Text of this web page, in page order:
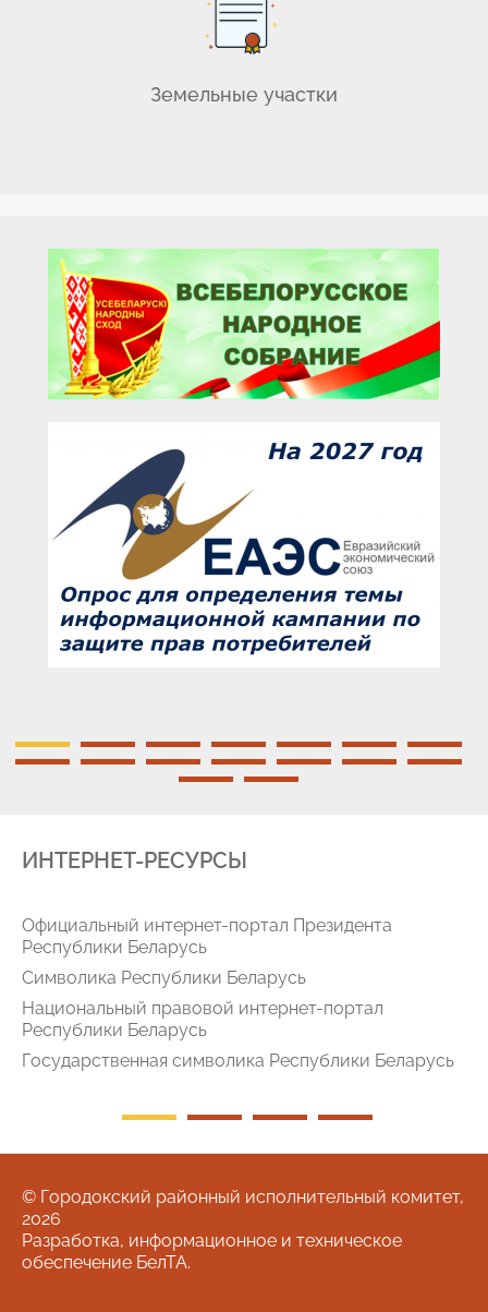
Земельные участки
ИНТЕРНЕТ-РЕСУРСЫ
Официальный интернет-портал Президента
Республики Беларусь
Символика Республики Беларусь
Национальный правовой интернет-портал
Республики Беларусь
Государственная символика Республики Беларусь
© Городокский районный исполнительный комитет,
2026
Разработка, информационное и техническое
обеспечение БелТА.